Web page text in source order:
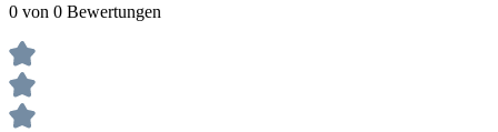
0 von 0 Bewertungen